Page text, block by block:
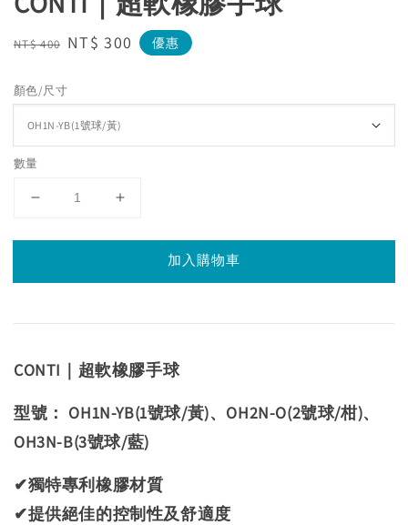
Regular
NT$ 400 Sale
NT$ 300 優惠
顏色/尺寸
數量
加入購物車
CONTI｜超軟橡膠手球
型號： OH1N-YB(1號球/黃)、OH2N-O(2號球/柑)、
OH3N-B(3號球/藍)
✔獨特專利橡膠材質
✔提供絕佳的控制性及舒適度